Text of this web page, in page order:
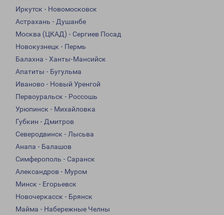
Иркутск - Новомосковск
Астрахань - Душанбе
Москва (ЦКАД) - Сергиев Посад
Новокузнецк - Пермь
Балахна - Ханты-Мансийск
Апатиты - Бугульма
Иваново - Новый Уренгой
Первоуральск - Россошь
Урюпинск - Михайловка
Губкин - Дмитров
Северодвинск - Лысьва
Анапа - Балашов
Симферополь - Саранск
Александров - Муром
Минск - Егорьевск
Новочеркасск - Брянск
Майма - Набережные Челны